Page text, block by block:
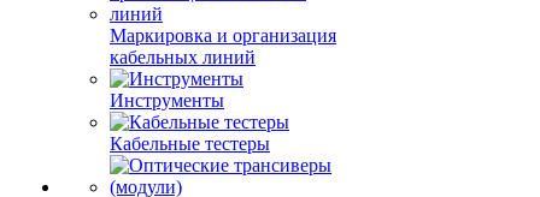
Маркировка и организация
кабельных линий
Инструменты
Кабельные тестеры